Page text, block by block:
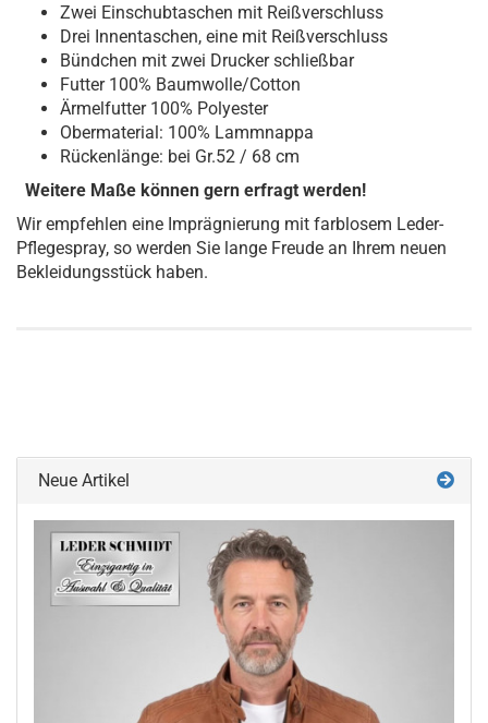
Zwei Einschubtaschen mit Reißverschluss
Drei Innentaschen, eine mit Reißverschluss
Bündchen mit zwei Drucker schließbar
Futter 100% Baumwolle/Cotton
Ärmelfutter 100% Polyester
Obermaterial: 100% Lammnappa
Rückenlänge: bei Gr.52 / 68 cm
Weitere Maße können gern erfragt werden!
Wir empfehlen eine Imprägnierung mit farblosem Leder-
Pflegespray, so werden Sie lange Freude an Ihrem neuen
Bekleidungsstück haben.
Neue Artikel